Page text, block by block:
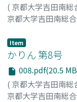
( 京都大学吉田南総
京都大学吉田南総
Item
かりん 第8号
008.pdf(20.5
( 京都大学吉田南総
京都大学吉田南総